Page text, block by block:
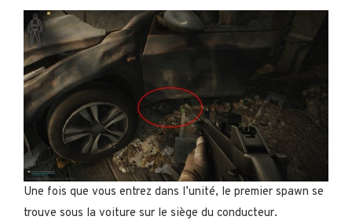
Une fois que vous entrez dans l’unité, le premier spawn se
trouve sous la voiture sur le siège du conducteur.